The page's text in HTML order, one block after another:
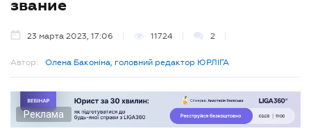
звание
23 марта 2023, 17:06 11724 2
Автор: Олена Баконіна, головний редактор ЮРЛІГА
Реклама